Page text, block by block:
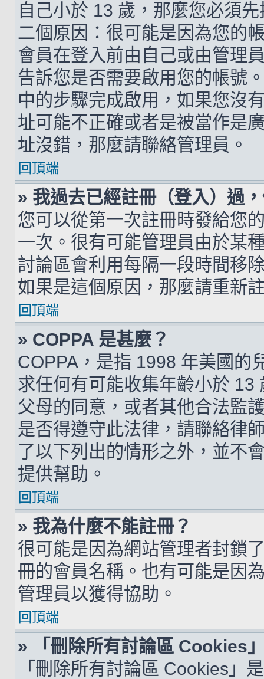
自己小於 13 歲，那麼您必須
二個原因：很可能是因為您的
會員在登入前由自己或由管理
告訴您是否需要啟用您的帳號
中的步驟完成啟用，如果您沒
址可能不正確或者是被當作是
址沒錯，那麼請聯絡管理員。
回頂端
» 我過去已經註冊（登入）過
您可以從第一次註冊時發給您
一次。很有可能管理員由於某
討論區會利用每隔一段時間移
如果是這個原因，那麼請重新
回頂端
» COPPA 是甚麼？
COPPA，是指 1998 年美國的
求任何有可能收集年齡小於 13
父母的同意，或者其他合法監
是否得遵守此法律，請聯絡律
了以下列出的情形之外，並不
提供幫助。
回頂端
» 我為什麼不能註冊？
很可能是因為網站管理者封鎖
冊的會員名稱。也有可能是因
管理員以獲得協助。
回頂端
» 「刪除所有討論區 Cookies
「刪除所有討論區 Cookies」